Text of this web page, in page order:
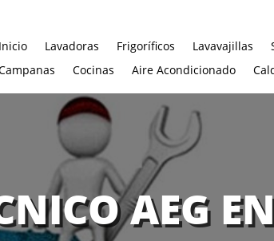
Inicio Lavadoras Frigoríficos Lavavajillas
Cocinas Aire Acondicionado
AEG